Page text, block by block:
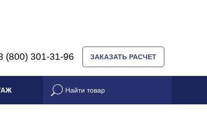
(800) 301-31-96 ЗАКАЗАТЬ РАСЧЕТ